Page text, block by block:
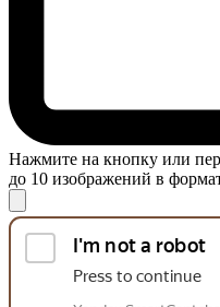
Нажмите на кнопку или
до 10 изображений в